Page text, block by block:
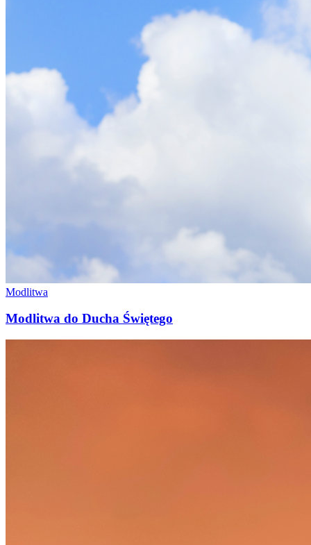
Modlitwa
Modlitwa do Ducha Świętego